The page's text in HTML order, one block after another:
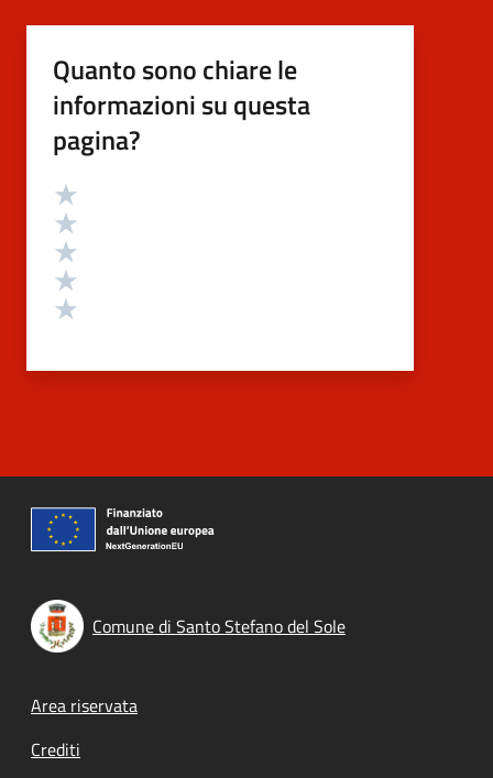
Quanto sono chiare le
informazioni su questa
pagina?
Valutazione
Comune di Santo Stefano del Sole
Footer menu
Area riservata
Crediti